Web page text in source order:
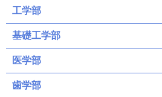
工学部
基礎工学部
医学部
歯学部